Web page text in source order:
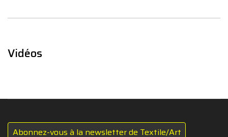
Vidéos
Abonnez-vous à la newsletter de Textile/Art